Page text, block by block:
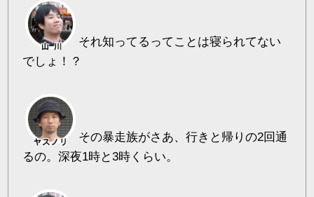
それ知ってるってことは寝られてない
でしょ！？
その暴走族がさあ、行きと帰りの2回通
るの。深夜1時と3時くらい。